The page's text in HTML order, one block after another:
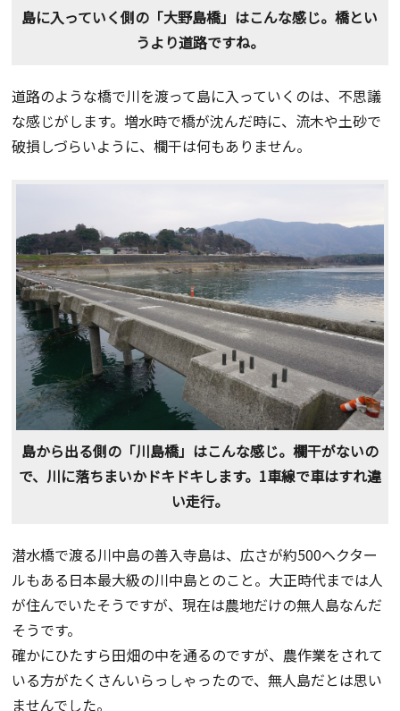
島に入っていく側の「大野島橋」はこんな感じ。橋とい
うより道路ですね。
道路のような橋で川を渡って島に入っていくのは、不思議
な感じがします。増水時で橋が沈んだ時に、流木や土砂で
破損しづらいように、欄干は何もありません。
島から出る側の「川島橋」はこんな感じ。欄干がないの
で、川に落ちまいかドキドキします。1車線で車はすれ違
い走行。
潜水橋で渡る川中島の善入寺島は、広さが約500ヘクター
ルもある日本最大級の川中島とのこと。大正時代までは人
が住んでいたそうですが、現在は農地だけの無人島なんだ
そうです。
確かにひたすら田畑の中を通るのですが、農作業をされて
いる方がたくさんいらっしゃったので、無人島だとは思い
ませんでした。